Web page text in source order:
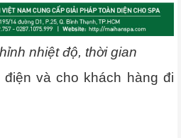
nhiệt độ, thời gian
và cho khách hàng đi